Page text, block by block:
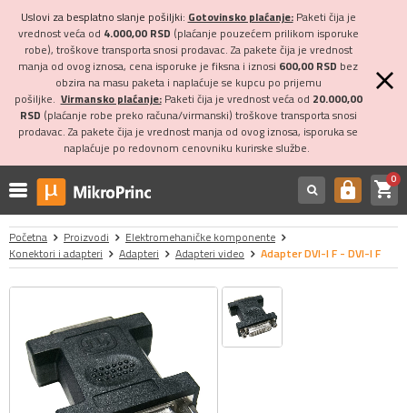
Uslovi za besplatno slanje pošiljki: Gotovinsko plaćanje:Paketi čija je
vrednost veća od 4.000,00 RSD (plaćanje pouzećem prilikom isporuke
robe), troškove transporta snosi prodavac. Za pakete čija je vrednost
manja od ovog iznosa, cena isporuke je fiksna i iznosi 600,00 RSD bez
obzira na masu paketa i naplaćuje se kupcu po prijemu
pošiljke. Virmansko plaćanje:Paketi čija je vrednost veća od 20.000,00
RSD (plaćanje robe preko računa/virmanski) troškove transporta snosi
prodavac. Za pakete čija je vrednost manja od ovog iznosa, isporuka se
naplaćuje po redovnom cenovniku kurirske službe.
https shopping_cart0
Početna Proizvodi
Elektromehaničke komponente
Konektori i adapteri
Adapteri Adapteri video Adapter DVI-I F - DVI-I F